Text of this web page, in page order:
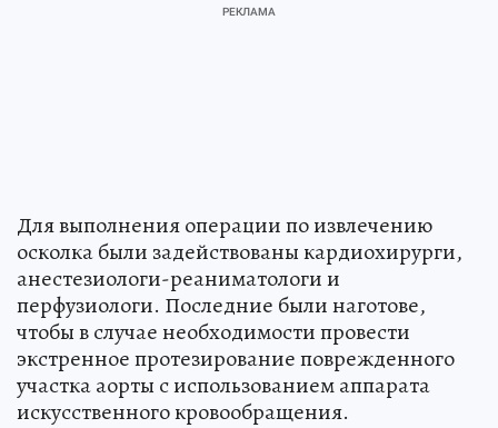
Для выполнения операции по извлечению
осколка были задействованы кардиохирурги,
анестезиологи-реаниматологи и
перфузиологи. Последние были наготове,
чтобы в случае необходимости провести
экстренное протезирование поврежденного
участка аорты с использованием аппарата
искусственного кровообращения.